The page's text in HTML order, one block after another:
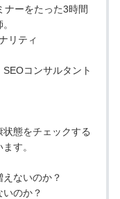
ナーをたった3時間
リティ
SEOコンサルタント
態をチェックする
す。
ないのか？
のか？